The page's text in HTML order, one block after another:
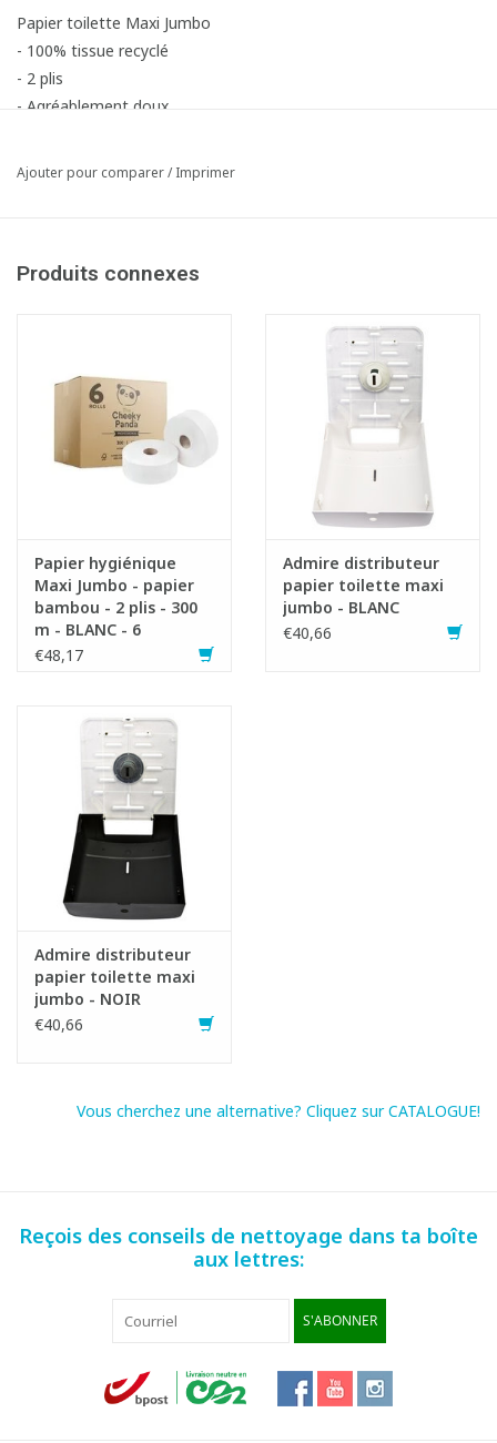
Papier toilette Maxi Jumbo
- 100% tissue recyclé
- 2 plis
- Agréablement doux
Fiche produit
Ajouter pour comparer/Imprimer
Produits connexes
Papier hygiénique
Maxi Jumbo - papier
bambou - 2 plis - 300
m - BLANC - 6
rouleaux - Cheeky
€48,17
Admire distributeur
papier toilette maxi
jumbo - BLANC
€40,66
Admire distributeur
papier toilette maxi
jumbo - NOIR
€40,66
Vous cherchez une alternative? Cliquez sur CATALOGUE!
Reçois des conseils de nettoyage dans ta boîte
aux lettres:
S'ABONNER